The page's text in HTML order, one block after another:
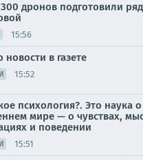
дронов подготовили
15:56
новости в газете
15:52
психология?. Это наука
мире — о чувствах,
и поведении
15:51